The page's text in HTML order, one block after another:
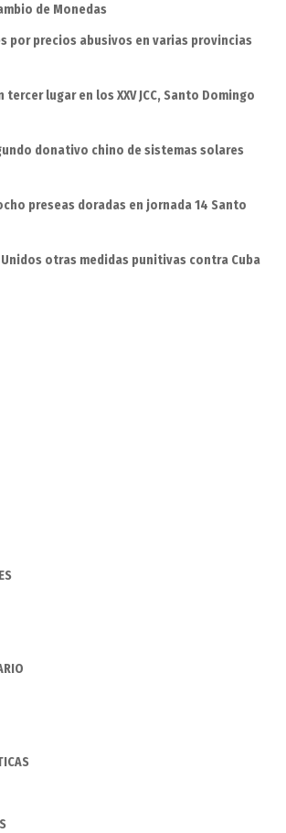
de Monedas
por precios abusivos en varias provincias
tercer lugar en los XXV JCC, Santo Domingo
donativo chino de sistemas solares
preseas doradas en jornada 14 Santo
otras medidas punitivas contra Cuba